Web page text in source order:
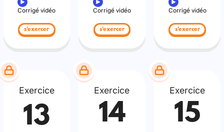
Corrigé vidéo
s'exercer
Corrigé vidéo
s'exercer
Corrigé vidéo
s'exercer
Exercice
13
Exercice
14
Exercice
15